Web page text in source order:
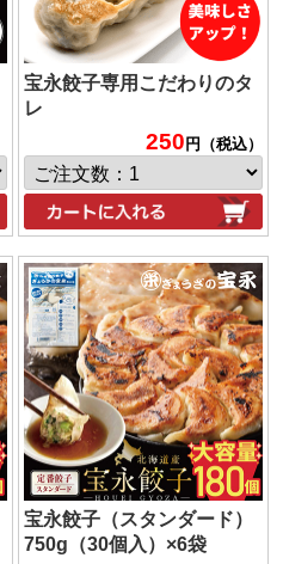
宝永餃子専用こだわりのタ
レ
250 円（税込）
宝永餃子（スタンダード）
750g（30個入）×6袋